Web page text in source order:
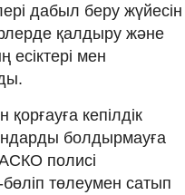
дабыл беру жүйесін
қалдыру және
есіктері мен
кепілдік
болдырмауға
полисі
төлеумен сатып